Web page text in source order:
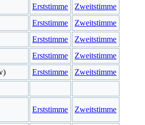
Erststimme
Zweitstimme
Erststimme
Zweitstimme
Erststimme
Zweitstimme
Erststimme
Zweitstimme
Erststimme Zweitstimme
Erststimme Zweitstimme